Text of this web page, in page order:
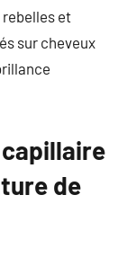
et
sur cheveux
de